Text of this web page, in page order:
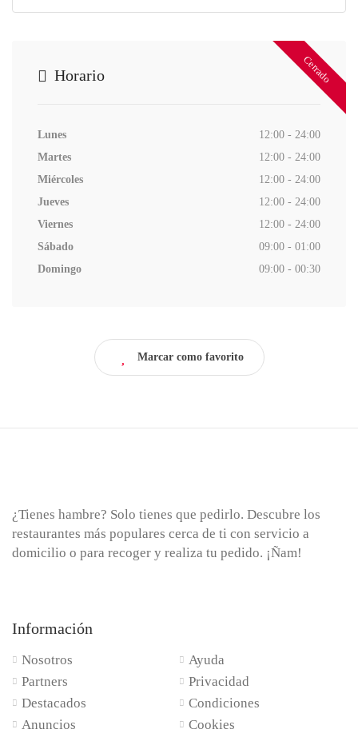
Cerrado
Horario
Lunes
12:00 - 24:00
Martes
12:00 - 24:00
Miércoles
12:00 - 24:00
Jueves
12:00 - 24:00
Viernes
12:00 - 24:00
Sábado
09:00 - 01:00
Domingo
09:00 - 00:30
Marcar como favorito
¿Tienes hambre? Solo tienes que pedirlo. Descubre los
restaurantes más populares cerca de ti con servicio a
domicilio o para recoger y realiza tu pedido. ¡Ñam!
Información
Nosotros
Partners
Destacados
Anuncios
Ayuda
Privacidad
Condiciones
Cookies